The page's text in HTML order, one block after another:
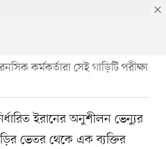
কর্মকর্তারা সেই গাড়িটি পরীক্ষা
ইরানের অনুশীলন ভেন্যুর
ভেতর থেকে এক ব্যক্তির